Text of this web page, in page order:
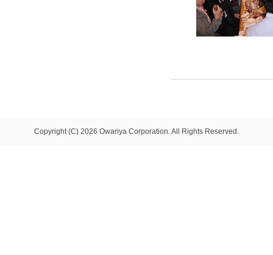
Copyright (C) 2026 Owariya Corporation. All Rights Reserved.